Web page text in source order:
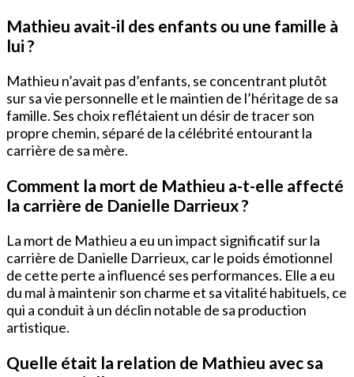
Mathieu avait-il des enfants ou une famille à
lui ?
Mathieu n’avait pas d’enfants, se concentrant plutôt
sur sa vie personnelle et le maintien de l’héritage de sa
famille. Ses choix reflétaient un désir de tracer son
propre chemin, séparé de la célébrité entourant la
carrière de sa mère.
Comment la mort de Mathieu a-t-elle affecté
la carrière de Danielle Darrieux ?
La mort de Mathieu a eu un impact significatif sur la
carrière de Danielle Darrieux, car le poids émotionnel
de cette perte a influencé ses performances. Elle a eu
du mal à maintenir son charme et sa vitalité habituels, ce
qui a conduit à un déclin notable de sa production
artistique.
Quelle était la relation de Mathieu avec sa